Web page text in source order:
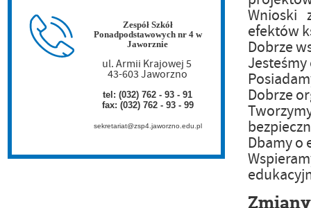
Zespół Szkół
Ponadpodstawowych nr 4 w
Jaworznie
ul. Armii Krajowej 5
43-603 Jaworzno
tel: (032) 762 - 93 - 91
fax: (032) 762 - 93 - 99
sekretariat@zsp4.jaworzno.edu.pl
Wnioski
efektów
Dobrze
Dobrze
Dbamy o